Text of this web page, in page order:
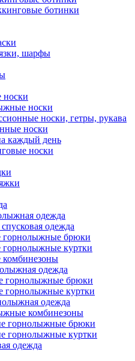
ботинки
шарфы
носки
носки
носки, гетры, рукава
носки
каждый день
носки
одежда
одежда
горнолыжные брюки
горнолыжные куртки
комбинезоны
одежда
горнолыжные брюки
горнолыжные куртки
одежда
комбинезоны
горнолыжные брюки
горнолыжные куртки
одежда